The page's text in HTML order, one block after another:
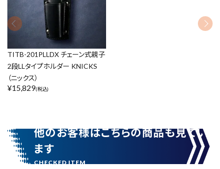
TITB-201PLLDX チェーン式親子
2段LLタイプホルダー KNICKS
（ニックス）
¥15,829(税込)
他のお客様はこちらの商品も見てい
ます